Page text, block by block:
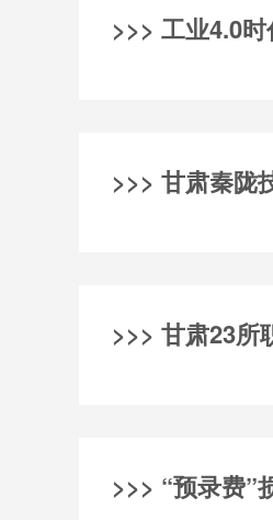
>>> 工业4.0
>>> 甘肃秦陇
>>> 甘肃23所
>>> “预录费”